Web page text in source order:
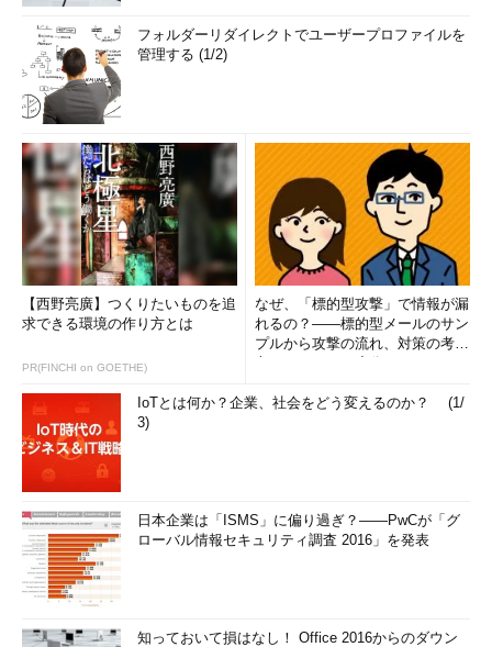
フォルダーリダイレクトでユーザープロファイルを
管理する (1/2)
【西野亮廣】つくりたいものを追
求できる環境の作り方とは
PR(FINCHI on GOETHE)
なぜ、「標的型攻撃」で情報が漏
れるの？――標的型メールのサン
プルから攻撃の流れ、対策の考え
IoTとは何か？企業、社会をどう変えるのか？ (1/
3)
日本企業は「ISMS」に偏り過ぎ？――PwCが「グ
ローバル情報セキュリティ調査 2016」を発表
知っておいて損はなし！ Office 2016からのダウン